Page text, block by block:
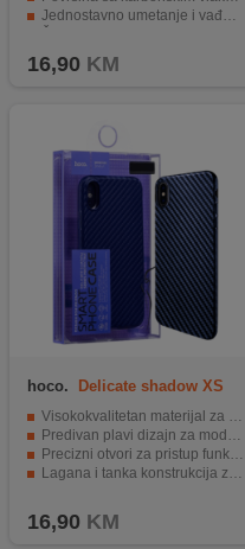
Jednostavno umetanje i vađenje.
16,90 KM
hoco.
Delicate shadow XS
Visokokvalitetan materijal za zaštitu telefona.
Predivan plavi dizajn za moderan izgled.
Precizni otvori za pristup funkcijama.
Lagana i tanka konstrukcija za udobnost.
16,90 KM